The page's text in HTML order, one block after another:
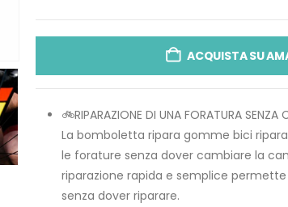
ACQUISTA SU
🚲RIPARAZIONE DI UNA FORATURA SENZA
La bomboletta ripara gomme bici
le forature senza dover cambiare la
riparazione rapida e semplice
senza dover riparare.